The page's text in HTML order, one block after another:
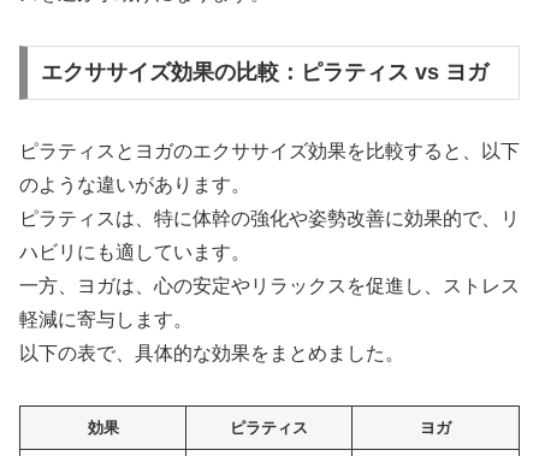
エクササイズ効果の比較：ピラティス vs ヨガ
ピラティスとヨガのエクササイズ効果を比較すると、以下
のような違いがあります。
ピラティスは、特に体幹の強化や姿勢改善に効果的で、リ
ハビリにも適しています。
一方、ヨガは、心の安定やリラックスを促進し、ストレス
軽減に寄与します。
以下の表で、具体的な効果をまとめました。
効果 ピラティス ヨガ